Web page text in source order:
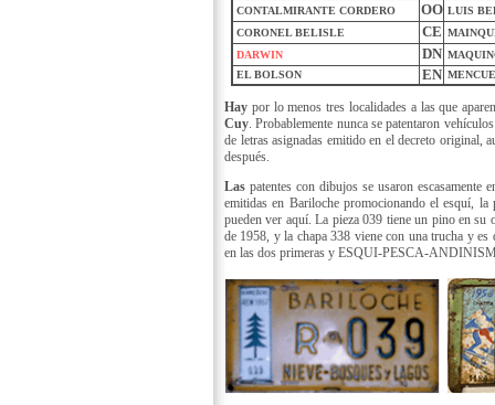
CONTALMIRANTE CORDERO
OO LUIS
CORONEL BELISLE
CE
DARWIN
DN
EL BOLSON
EN MENCUE
Hay por lo menos tres localidades a las que
Cuy. Probablemente nunca se patentaron
de letras asignadas emitido en el decreto original,
después.
Las patentes con dibujos se usaron escasamente
emitidas en Bariloche promocionando el esquí,
pueden ver aquí. La pieza 039 tiene un pino en su
de 1958, y la chapa 338 viene con una trucha y
en las dos primeras y ESQUI-PESCA-